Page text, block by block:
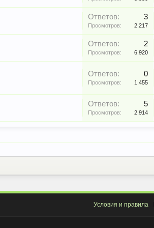
Ответов: 3
Просмотров: 2.217
Ответов: 2
Просмотров: 6.920
Ответов: 0
Просмотров: 1.455
Ответов: 5
Просмотров: 2.914
Условия и правила